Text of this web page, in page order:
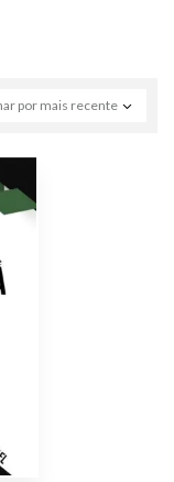
por mais recente